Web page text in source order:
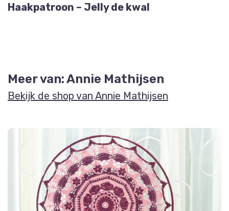
Haakpatroon – Jelly de kwal
Meer van: Annie Mathijsen
Bekijk de shop van Annie Mathijsen